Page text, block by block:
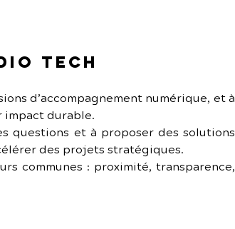
Tech
d’accompagnement numérique, et à
impact durable.
questions et à proposer des solutions
des projets stratégiques.
communes : proximité, transparence,